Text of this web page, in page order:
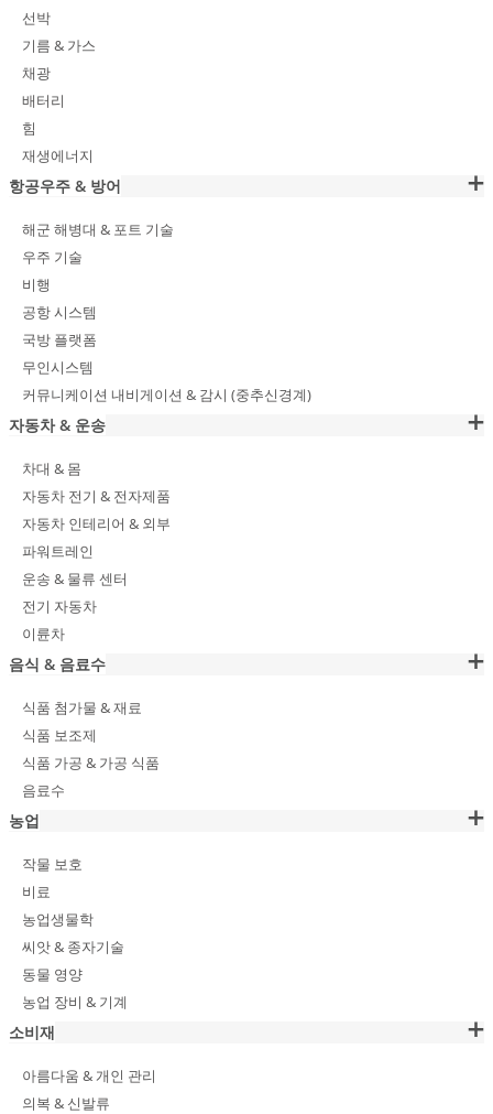
선박
기름 & 가스
채광
배터리
힘
재생에너지
항공우주 & 방어
해군 해병대 & 포트 기술
우주 기술
비행
공항 시스템
국방 플랫폼
무인시스템
커뮤니케이션 내비게이션 & 감시 (중추신경계)
자동차 & 운송
차대 & 몸
자동차 전기 & 전자제품
자동차 인테리어 & 외부
파워트레인
운송 & 물류 센터
전기 자동차
이륜차
음식 & 음료수
식품 첨가물 & 재료
식품 보조제
식품 가공 & 가공 식품
음료수
농업
작물 보호
비료
농업생물학
씨앗 & 종자기술
동물 영양
농업 장비 & 기계
소비재
아름다움 & 개인 관리
의복 & 신발류